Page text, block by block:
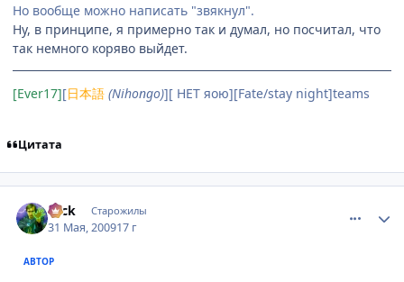
Но вообще можно написать "звякнул".
Ну, в принципе, я примерно так и думал, но посчитал, что
так немного коряво выйдет.
[Ever17][日本語 (Nihongo)][ НЕТ яою][Fate/stay night]teams
Цитата
Nick Старожилы
31 Мая, 200917 г
АВТОР